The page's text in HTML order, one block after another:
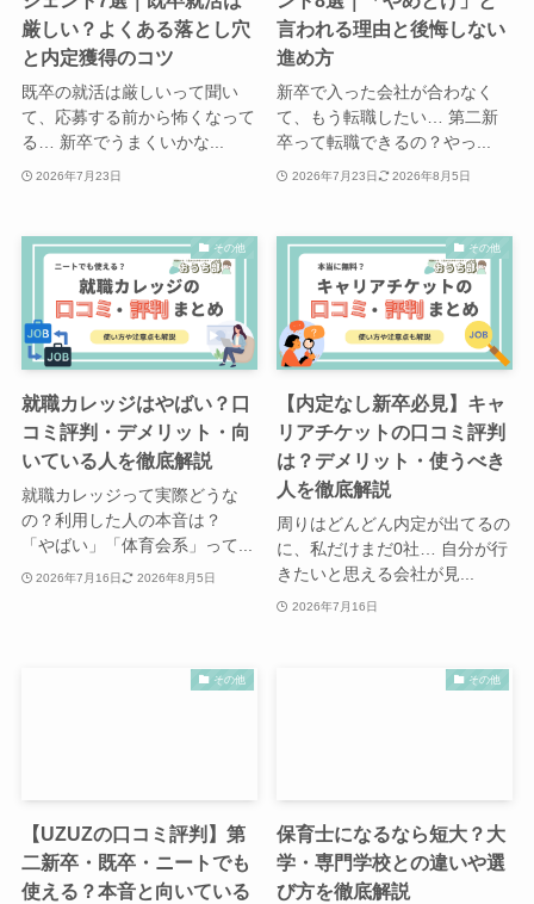
厳しい？よくある落とし穴
と内定獲得のコツ
既卒の就活は厳しいって聞い
て、応募する前から怖くなって
る… 新卒でうまくいかな...
2026年7月23日
言われる理由と後悔しない
進め方
新卒で入った会社が合わなく
て、もう転職したい… 第二新
卒って転職できるの？やっ...
2026年7月23日 2026年8月5日
その他
就職カレッジはやばい？口
コミ評判・デメリット・向
いている人を徹底解説
就職カレッジって実際どうな
の？利用した人の本音は？
「やばい」「体育会系」って...
2026年7月16日 2026年8月5日
その他
【内定なし新卒必見】キャ
リアチケットの口コミ評判
は？デメリット・使うべき
人を徹底解説
周りはどんどん内定が出てるの
に、私だけまだ0社… 自分が行
きたいと思える会社が見...
2026年7月16日
その他
【UZUZの口コミ評判】第
二新卒・既卒・ニートでも
使える？本音と向いている
その他
保育士になるなら短大？大
学・専門学校との違いや選
び方を徹底解説